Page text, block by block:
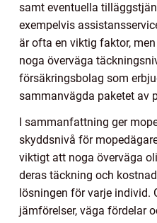
samt eventuella
exempelvis
är ofta en viktig faktor,
noga överväga
försäkringsbolag som
sammanvägda paketet av
I sammanfattning ger
skyddsnivå för
viktigt att noga överväga
deras täckning och
lösningen för varje individ.
jämförelser, väga fördelar